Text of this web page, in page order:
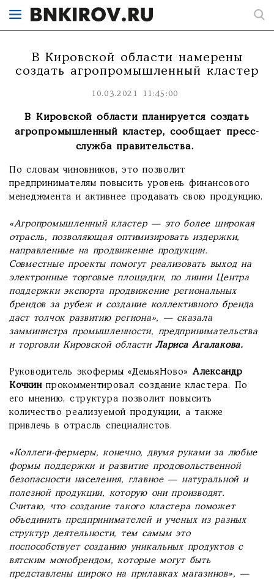
В Кировской области намерены
создать агропромышленный кластер
10.03.2021 11:45:00
В Кировской области планируется создать
агропромышленный кластер, сообщает пресс-
служба правительства.
По словам чиновников, это позволит
предпринимателям повысить уровень финансового
менеджмента и активнее продавать свою продукцию.
«Агропромышленный кластер — это более широкая
отрасль, позволяющая оптимизировать издержки,
направленные на продвижение продукции.
Совместные проекты помогут реализовать выход на
электронные торговые площадки, по линии Центра
поддержки экспорта продвижение региональных
брендов за рубеж и создание коллективного бренда
даст толчок развитию региона», — сказала
замминистра промышленности, предпринимательства
и торговли Кировской областиЛариса Агалакова.
Руководитель экофермы «ДемьяНово»Александр
Кочкинпрокомментировал создание кластера. По
его мнению, структура позволит повысить
количество реализуемой продукции, а также
привлечь в отрасль специалистов.
«Коллеги-фермеры, конечно, двумя руками за любые
формы поддержки и развитие продовольственной
безопасности населения, главное — натуральной и
полезной продукции, которую они производят.
Считаю, что создание такого кластера поможет
объединить предпринимателей и ученых из разных
структур деятельности, тем самым это
поспособствует созданию уникальных продуктов с
вятским монобрендом, которые могут быть
представлены широко на прилавках магазинов», —